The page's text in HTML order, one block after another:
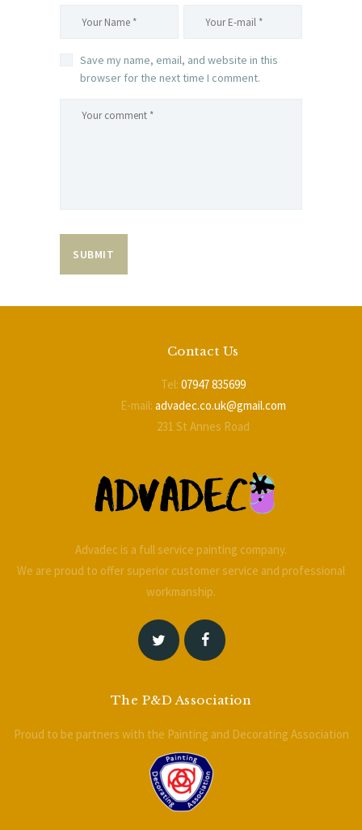
Save my name, email, and website in this
browser for the next time I comment.
Contact Us
Tel: 07947 835699
E-mail: advadec.co.uk@gmail.com
231 St Annes Road
Advadec is a full service painting company.
We are proud to offer superior customer service and professional
workmanship.
The P&D Association
Proud to be partners with the Painting and Decorating Association